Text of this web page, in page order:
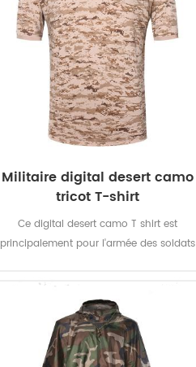
Militaire digital desert camo
tricot T-shirt
Ce digital desert camo T shirt est
principalement pour l'armée des soldats
bonneterie, de 160 gsm, doux et
confortable, perméable à l'air et une
bonne absorption de la transpiration, la
solidité de la couleur de l'éclairage, de le
laver et de frotter est de niveau 3-4